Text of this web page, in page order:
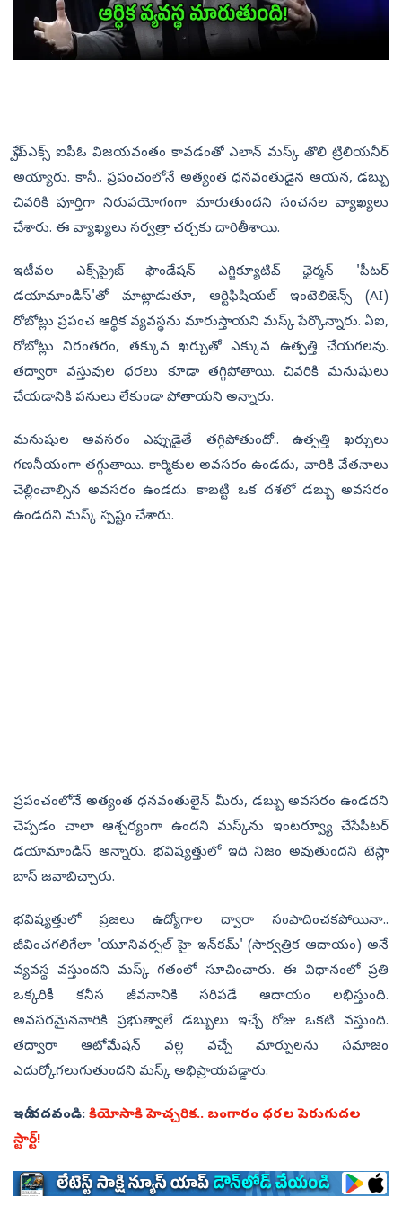
స్పేస్‌ఎక్స్ ఐపీఓ విజయవంతం కావడంతో ఎలాన్ మస్క్ తొలి ట్రిలియనీర్
అయ్యారు. కానీ.. ప్రపంచంలోనే అత్యంత ధనవంతుడైన ఆయన, డబ్బు
చివరికి పూర్తిగా నిరుపయోగంగా మారుతుందని సంచనల వ్యాఖ్యలు
చేశారు. ఈ వ్యాఖ్యలు సర్వత్రా చర్చకు దారితీశాయి.
ఇటీవల ఎక్స్‌ప్రైజ్ ఫౌండేషన్ ఎగ్జిక్యూటివ్ ఛైర్మన్ 'పీటర్
డయామాండిస్‌'తో మాట్లాడుతూ, ఆర్టిఫిషియల్ ఇంటెలిజెన్స్ (AI)
రోబోట్లు ప్రపంచ ఆర్థిక వ్యవస్థను మారుస్తాయని మస్క్ పేర్కొన్నారు. ఏఐ,
రోబోట్లు నిరంతరం, తక్కువ ఖర్చుతో ఎక్కువ ఉత్పత్తి చేయగలవు.
తద్వారా వస్తువుల ధరలు కూడా తగ్గిపోతాయి. చివరికి మనుషులు
చేయడానికి పనులు లేకుండా పోతాయని అన్నారు.
మనుషుల అవసరం ఎప్పుడైతే తగ్గిపోతుందో.. ఉత్పత్తి ఖర్చులు
గణనీయంగా తగ్గుతాయి. కార్మికుల అవసరం ఉండదు, వారికి వేతనాలు
చెల్లించాల్సిన అవసరం ఉండదు. కాబట్టి ఒక దశలో డబ్బు అవసరం
ఉండదని మస్క్ స్పష్టం చేశారు.
ప్రపంచంలోనే అత్యంత ధనవంతులైన్ మీరు, డబ్బు అవసరం ఉండదని
చెప్పడం చాలా ఆశ్చర్యంగా ఉందని మస్క్‌ను ఇంటర్వ్యూ చేసే పీటర్
డయామాండిస్‌ అన్నారు. భవిష్యత్తులో ఇది నిజం అవుతుందని టెస్లా
బాస్ జవాబిచ్చారు.
భవిష్యత్తులో ప్రజలు ఉద్యోగాల ద్వారా సంపాదించకపోయినా..
జీవించగలిగేలా 'యూనివర్సల్ హై ఇన్‌కమ్' (సార్వత్రిక ఆదాయం) అనే
వ్యవస్థ వస్తుందని మస్క్ గతంలో సూచించారు. ఈ విధానంలో ప్రతి
ఒక్కరికీ కనీస జీవనానికి సరిపడే ఆదాయం లభిస్తుంది.
అవసరమైనవారికి ప్రభుత్వాలే డబ్బులు ఇచ్చే రోజు ఒకటి వస్తుంది.
తద్వారా ఆటోమేషన్ వల్ల వచ్చే మార్పులను సమాజం
ఎదుర్కోగలుగుతుందని మస్క్ అభిప్రాయపడ్డారు.
ఇదీ చదవండి: కియోసాకి హెచ్చరిక.. బంగారం ధరల పెరుగుదల
స్టార్ట్!